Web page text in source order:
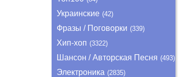
Украинские (42)
Фразы / Поговорки (339)
Хип-хоп (3322)
Шансон / Авторская Песня (493)
Электроника (2835)